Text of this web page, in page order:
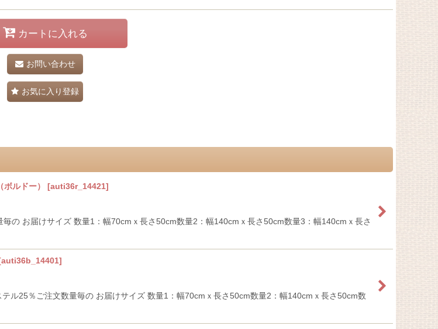
カートに入れる
お問い合わせ
お気に入り登録
ルドー） [auti36r_14421]
の お届けサイズ 数量1：幅70cmｘ長さ50cm数量2：幅140cmｘ長さ50cm数量3：幅140cmｘ長さ
auti36b_14401]
ル25％ご注文数量毎の お届けサイズ 数量1：幅70cmｘ長さ50cm数量2：幅140cmｘ長さ50cm数